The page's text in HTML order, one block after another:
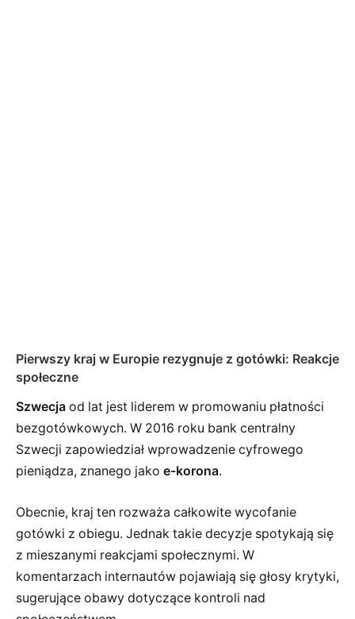
Pierwszy kraj w Europie rezygnuje z gotówki: Reakcje
społeczne
Szwecja od lat jest liderem w promowaniu płatności
bezgotówkowych. W 2016 roku bank centralny
Szwecji zapowiedział wprowadzenie cyfrowego
pieniądza, znanego jako e-korona.
Obecnie, kraj ten rozważa całkowite wycofanie
gotówki z obiegu. Jednak takie decyzje spotykają się
z mieszanymi reakcjami społecznymi. W
komentarzach internautów pojawiają się głosy krytyki,
sugerujące obawy dotyczące kontroli nad